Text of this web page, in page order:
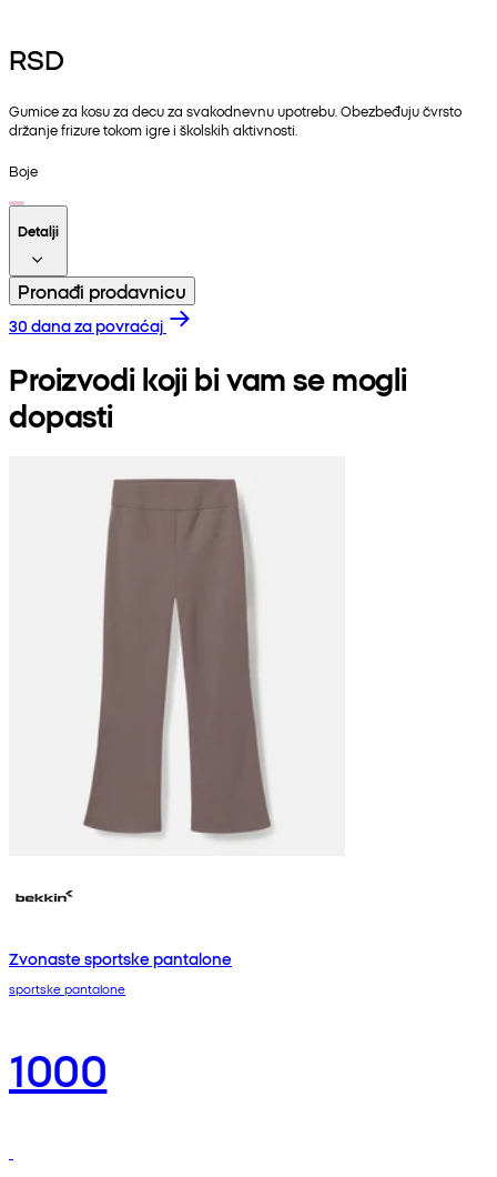
RSD
Gumice za kosu za decu za svakodnevnu upotrebu. Obezbeđuju čvrsto
držanje frizure tokom igre i školskih aktivnosti.
Boje
Detalji
Pronađi prodavnicu
30 dana za povraćaj
Proizvodi koji bi vam se mogli
dopasti
Zvonaste sportske pantalone
sportske pantalone
1000